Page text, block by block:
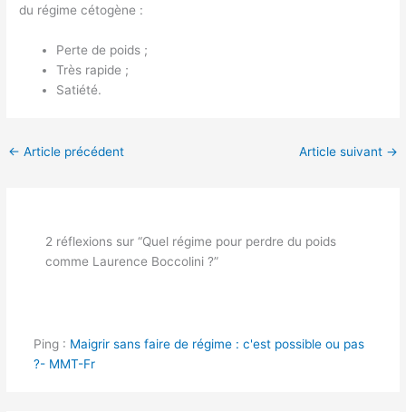
du régime cétogène :
Perte de poids ;
Très rapide ;
Satiété.
← Article précédent Article suivant →
2 réflexions sur “Quel régime pour perdre du poids
comme Laurence Boccolini ?”
Ping : Maigrir sans faire de régime : c'est possible ou pas
?- MMT-Fr